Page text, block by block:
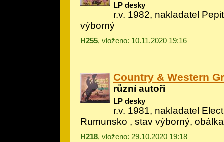
LP desky
r.v. 1982, nakladatel
výborný
H255, vloženo: 10.11.2020 19:16
Country & Western
různí autoři
LP desky
r.v. 1981, nakladatel
Rumunsko , stav výborný,
H218, vloženo: 29.10.2020 19:18